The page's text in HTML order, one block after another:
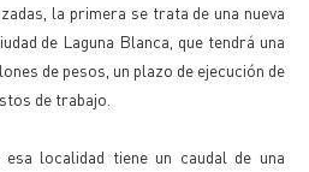
la primera se trata de una nueva
de Laguna Blanca, que tendrá una
de pesos, un plazo de ejecución de
de trabajo.
localidad tiene un caudal de una